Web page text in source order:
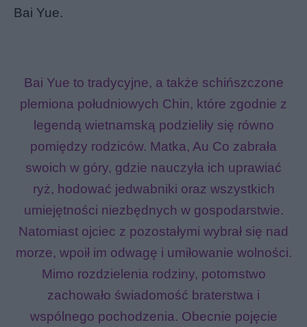
Bai Yue.
Bai Yue to tradycyjne, a także schińszczone
plemiona południowych Chin, które zgodnie z
legendą wietnamską podzieliły się równo
pomiędzy rodziców. Matka, Au Co zabrała
swoich w góry, gdzie nauczyła ich uprawiać
ryż, hodować jedwabniki oraz wszystkich
umiejętności niezbędnych w gospodarstwie.
Natomiast ojciec z pozostałymi wybrał się nad
morze, wpoił im odwagę i umiłowanie wolności.
Mimo rozdzielenia rodziny, potomstwo
zachowało świadomość braterstwa i
wspólnego pochodzenia. Obecnie pojęcie